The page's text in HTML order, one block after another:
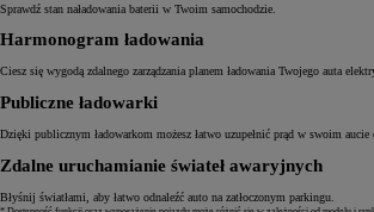
Sprawdź stan naładowania baterii w Twoim samochodzie.
Harmonogram ładowania
Ciesz się wygodą zdalnego zarządzania planem ładowania Twojego auta
Publiczne ładowarki
Dzięki publicznym ładowarkom możesz łatwo uzupełnić prąd w swoim
Zdalne uruchamianie świateł awaryjnych
Błyśnij światłami, aby łatwo odnaleźć auto na zatłoczonym parkingu.